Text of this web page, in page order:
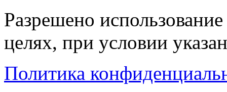
Разрешено
целях, при условии
Политика